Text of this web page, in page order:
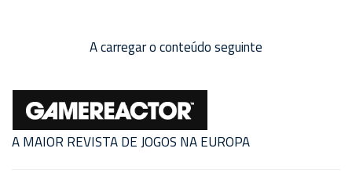
A carregar o conteúdo seguinte
A MAIOR REVISTA DE JOGOS NA EUROPA